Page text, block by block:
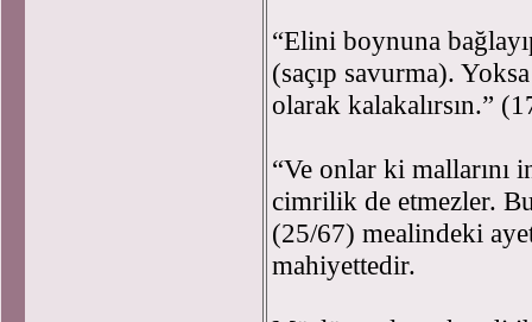
“Elini boynuna
(saçıp savurma).
olarak kalakalırsın.”
“Ve onlar ki mallarını
cimrilik de etmezler.
(25/67) mealindeki
mahiyettedir.